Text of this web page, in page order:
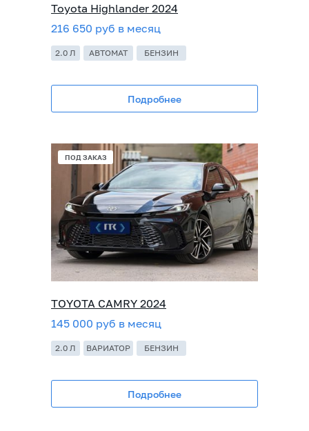
2.0 Л ВАРИАТОР БЕНЗИН
TOYOTA CAMRY 2024
145 000 руб в месяц
Подробнее
2.0 Л АВТОМАТ БЕНЗИН
Toyota Highlander 2024
216 650 руб в месяц
Подробнее
ПОД ЗАКАЗ